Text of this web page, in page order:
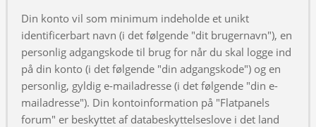
Din konto vil som minimum indeholde et unikt
identificerbart navn (i det følgende "dit brugernavn"), en
personlig adgangskode til brug for når du skal logge ind
på din konto (i det følgende "din adgangskode") og en
personlig, gyldig e-mailadresse (i det følgende "din e-
mailadresse"). Din kontoinformation på "Flatpanels
forum" er beskyttet af databeskyttelseslove i det land